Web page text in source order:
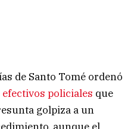
de Santo Tomé ordenó
policiales que
golpiza a un